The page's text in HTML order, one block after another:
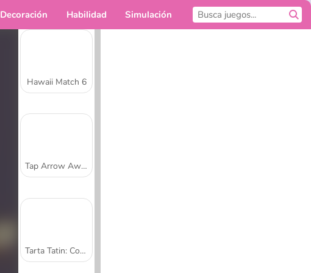
Decoración Habilidad Simulación
Hawaii Match 6
Tap Arrow Away
Tarta Tatin: Cocina con Sara